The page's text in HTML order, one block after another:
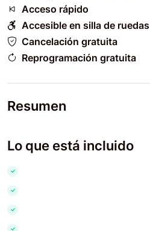
Acceso rápido
Accesible en silla de ruedas
Cancelación gratuita
Reprogramación gratuita
Resumen
Lo que está incluido